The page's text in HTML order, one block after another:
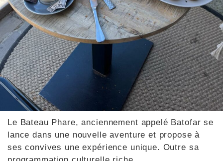
Le Bateau Phare, anciennement appelé Batofar se
lance dans une nouvelle aventure et propose à
ses convives une expérience unique. Outre sa